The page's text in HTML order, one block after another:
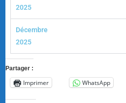
2025
Décembre
2025
Partager :
Imprimer WhatsApp